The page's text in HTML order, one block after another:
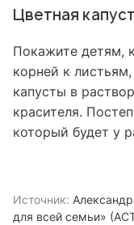
Цветная
Покажите детям,
корней к
капусты в
красителя.
который будет у
Источник:
для всей семьи»